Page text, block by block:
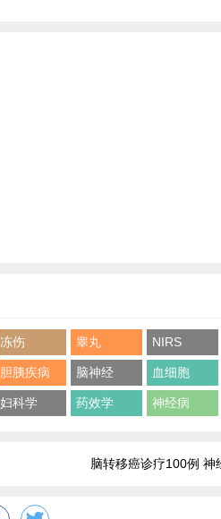
冻伤 睾丸 NIRS
胆胰疾病 脑神经 血细胞
妇科学 药效学 神经病
脑转移癌诊疗100例 神